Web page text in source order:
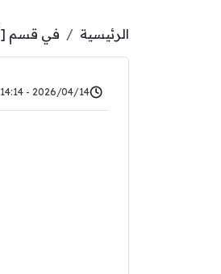
الرئيسية في قسم [
2026/04/14 - 14:14